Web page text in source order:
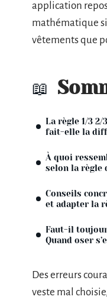
application
mathématique
vêtements que
La règle 1/3
fait-elle la
À quoi
selon la règle
Conseils
et adapter la
Faut-il
Quand oser
Des erreurs
veste mal